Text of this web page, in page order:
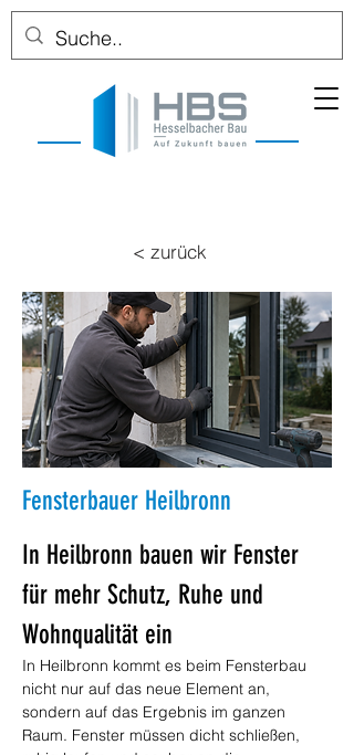
< zurück
Fensterbauer Heilbronn
In Heilbronn bauen wir Fenster
für mehr Schutz, Ruhe und
Wohnqualität ein
In Heilbronn kommt es beim Fensterbau
nicht nur auf das neue Element an,
sondern auf das Ergebnis im ganzen
Raum. Fenster müssen dicht schließen,